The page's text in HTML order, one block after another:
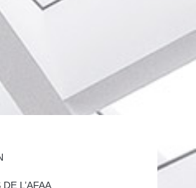
L’AFAA